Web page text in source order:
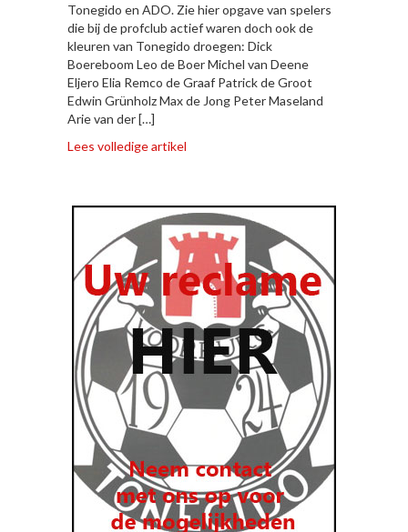
Tonegido en ADO. Zie hier opgave van spelers
die bij de profclub actief waren doch ook de
kleuren van Tonegido droegen: Dick
Boereboom Leo de Boer Michel van Deene
Eljero Elia Remco de Graaf Patrick de Groot
Edwin Grünholz Max de Jong Peter Maseland
Arie van der […]
Lees volledige artikel